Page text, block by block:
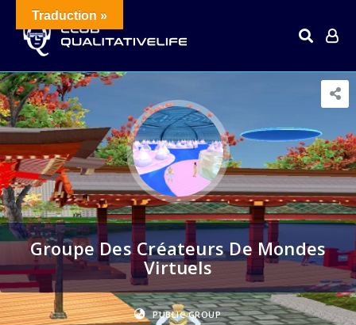
Groupe Des Créateurs De Mondes
Virtuels
PUBLIC GROUP
Traduction »